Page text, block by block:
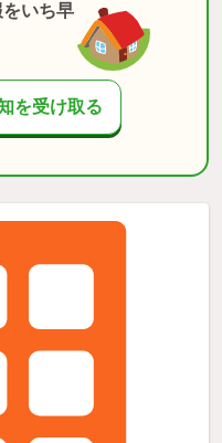
いち早
を受け取る